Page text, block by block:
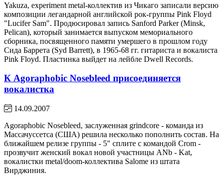
Yakuza, experiment metal-коллектив из Чикаго записали версию
композиции легандарной английской рок-группы Pink Floyd
"Lucifer Sam". Продюсировал запись Sanford Parker (Minsk,
Pelican), который занимается выпуском мемориального
сборника, посвященного памяти умершего в прошлом году
Сида Баррета (Syd Barrett), в 1965-68 гг. гитариста и вокалиста
Pink Floyd. Пластинка выйдет на лейбле Dwell Records.
К Agoraphobic Nosebleed присоединяется
вокалистка
14.09.2007
Agoraphobic Nosebleed, заслуженная grindcore - команда из
Массачуссетса (США) решила несколько пополнить состав. На
ближайшем релизе группы - 5" сплите с командой Crom -
прозвучит женский вокал новой участницы ANb - Kat,
вокалистки metal/doom-коллектива Salome из штата
Вирджиния.